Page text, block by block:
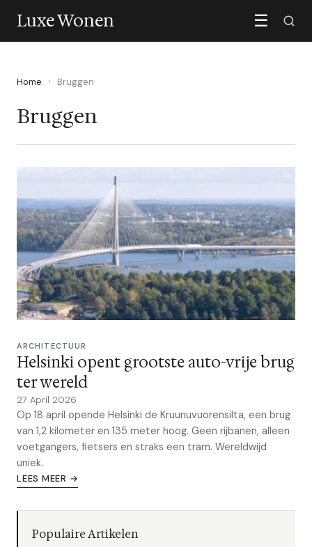
Luxe Wonen ☰
Home › Bruggen
Bruggen
ARCHITECTUUR
Helsinki opent grootste auto-vrije brug
ter wereld
27 April 2026
Op 18 april opende Helsinki de Kruunuvuorensilta, een brug
van 1,2 kilometer en 135 meter hoog. Geen rijbanen, alleen
voetgangers, fietsers en straks een tram. Wereldwijd
uniek.
LEES MEER →
Populaire Artikelen